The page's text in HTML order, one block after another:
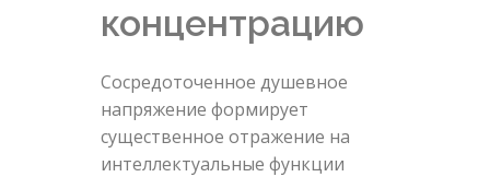
концентрацию
Сосредоточенное душевное
напряжение формирует
существенное отражение на
интеллектуальные функции